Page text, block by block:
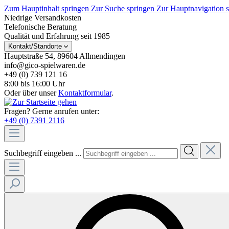
Zum Hauptinhalt springen Zur Suche springen Zur Hauptnavigation
Niedrige Versandkosten
Telefonische Beratung
Qualität und Erfahrung seit 1985
Kontakt/Standorte
Hauptstraße 54, 89604 Allmendingen
info@gico-spielwaren.de
+49 (0) 739 121 16
8:00 bis 16:00 Uhr
Oder über unserKontaktformular.
Fragen? Gerne anrufen unter:
+49 (0) 7391 2116
Suchbegriff eingeben ...